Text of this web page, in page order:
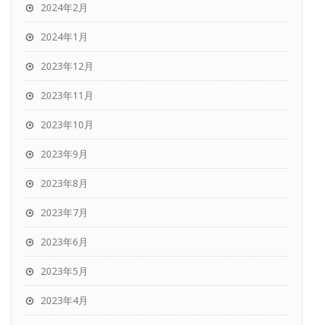
2024年2月
2024年1月
2023年12月
2023年11月
2023年10月
2023年9月
2023年8月
2023年7月
2023年6月
2023年5月
2023年4月